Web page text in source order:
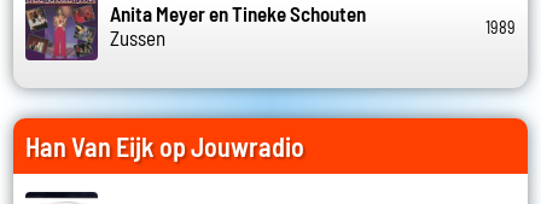
Anita Meyer en Tineke Schouten
Zussen
1989
Han Van Eijk op Jouwradio